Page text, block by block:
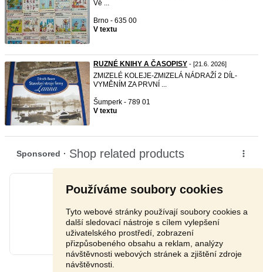
Používáme soubory cookies
Tyto webové stránky používají soubory cookies a
další sledovací nástroje s cílem vylepšení
uživatelského prostředí, zobrazení
přizpůsobeného obsahu a reklam, analýzy
návštěvnosti webových stránek a zjištění zdroje
návštěvnosti.
Vě ...
Brno - 635 00
V textu
RUZNÉ KNIHY A ČASOPISY - [21.6. 2026]
ZMIZELÉ KOLEJE-ZMIZELÁ NÁDRAŽÍ 2 DÍL-
VYMĚNÍM ZA PRVNÍ ...
Šumperk - 789 01
V textu